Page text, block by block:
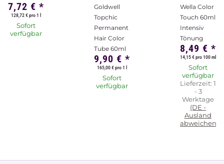
7,72 € *
128,72 € pro 1 l
Sofort
verfügbar
Goldwell
Topchic
Permanent
Hair Color
Tube 60ml
9,90 € *
165,00 € pro 1 l
Sofort
verfügbar
Wella Color
Touch 60ml
Intensiv
Tönung
8,49 € *
14,15 € pro 100 ml
Sofort
verfügbar
Lieferzeit: 1
- 3
Werktage
(DE -
Ausland
abweichend)